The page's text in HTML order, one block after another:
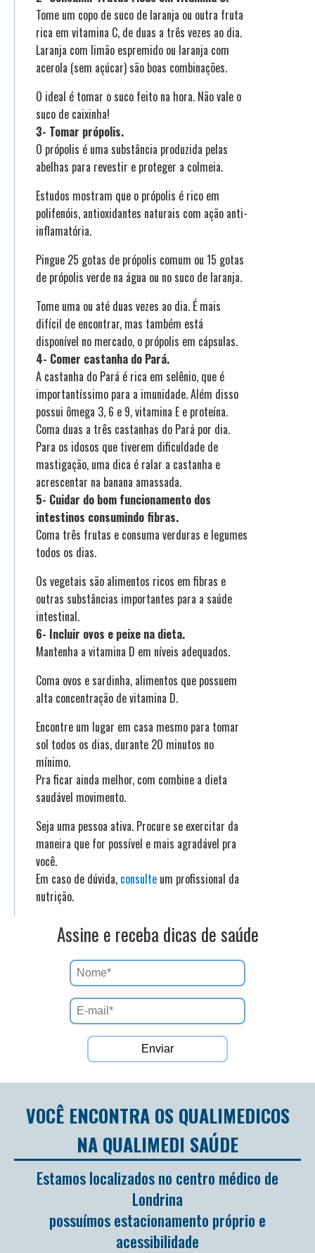
Tome um copo de suco de laranja ou outra fruta
rica em vitamina C, de duas a três vezes ao dia.
Laranja com limão espremido ou laranja com
acerola (sem açúcar) são boas combinações.
O ideal é tomar o suco feito na hora. Não vale o
suco de caixinha!
3- Tomar própolis.
O própolis é uma substância produzida pelas
abelhas para revestir e proteger a colmeia.
Estudos mostram que o própolis é rico em
polifenóis, antioxidantes naturais com ação anti-
inflamatória.
Pingue 25 gotas de própolis comum ou 15 gotas
de própolis verde na água ou no suco de laranja.
Tome uma ou até duas vezes ao dia. É mais
difícil de encontrar, mas também está
disponível no mercado, o própolis em cápsulas.
4- Comer castanha do Pará.
A castanha do Pará é rica em selênio, que é
importantíssimo para a imunidade. Além disso
possui ômega 3, 6 e 9, vitamina E e proteína.
Coma duas a três castanhas do Pará por dia.
Para os idosos que tiverem dificuldade de
mastigação, uma dica é ralar a castanha e
acrescentar na banana amassada.
5- Cuidar do bom funcionamento dos
intestinos consumindo fibras.
Coma três frutas e consuma verduras e legumes
todos os dias.
Os vegetais são alimentos ricos em fibras e
outras substâncias importantes para a saúde
intestinal.
6- Incluir ovos e peixe na dieta.
Mantenha a vitamina D em níveis adequados.
Coma ovos e sardinha, alimentos que possuem
alta concentração de vitamina D.
Encontre um lugar em casa mesmo para tomar
sol todos os dias, durante 20 minutos no
mínimo.
Pra ficar ainda melhor, com combine a dieta
saudável movimento.
Seja uma pessoa ativa. Procure se exercitar da
maneira que for possível e mais agradável pra
você.
Em caso de dúvida, consulte um profissional da
nutrição.
Assine e receba dicas de saúde
VOCÊ ENCONTRA OS QUALIMEDICOS
NA QUALIMEDI SAÚDE
Estamos localizados no centro médico de
Londrina
possuímos estacionamento próprio e
acessibilidade